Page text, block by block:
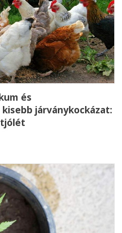
és
járványkockázat: